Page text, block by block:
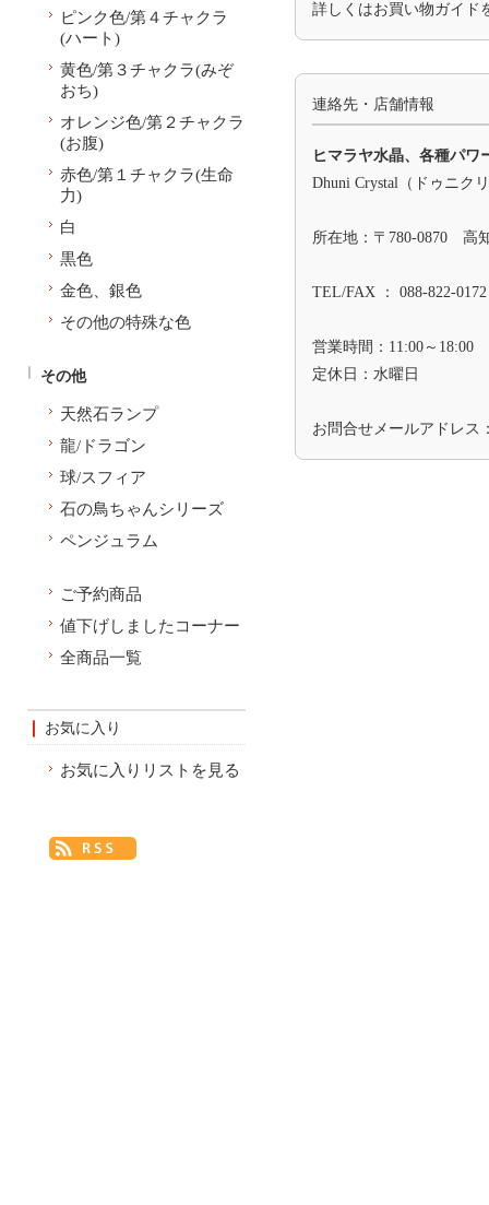
詳しくはお買い物ガイド
連絡先・店舗情報
ヒマラヤ水晶、各種パ
Dhuni Crystal（ドゥニク
所在地：〒780-0870 高
TEL/FAX ： 088-822-0172
営業時間：11:00～18:00
定休日：水曜日
お問合せメールアドレス
ピンク色/第４チャクラ
(ハート)
黄色/第３チャクラ(みぞ
おち)
オレンジ色/第２チャクラ
(お腹)
赤色/第１チャクラ(生命
力)
白
黒色
金色、銀色
その他の特殊な色
その他
天然石ランプ
龍/ドラゴン
球/スフィア
石の鳥ちゃんシリーズ
ペンジュラム
ご予約商品
値下げしましたコーナー
全商品一覧
お気に入り
お気に入りリストを見る